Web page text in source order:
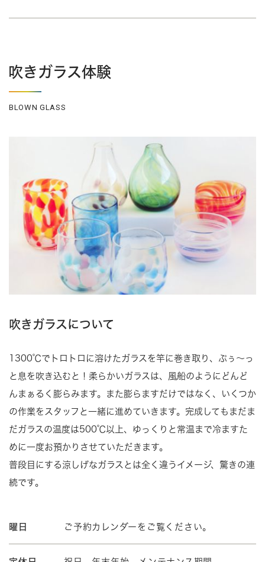
吹きガラス体験
BLOWN GLASS
吹きガラスについて
1300℃でトロトロに溶けたガラスを竿に巻き取り、ぷぅ～っ
と息を吹き込むと！柔らかいガラスは、風船のようにどんど
んまぁるく膨らみます。また膨らますだけではなく、いくつか
の作業をスタッフと一緒に進めていきます。完成してもまだま
だガラスの温度は500℃以上、ゆっくりと常温まで冷ますた
めに一度お預かりさせていただきます。
普段目にする涼しげなガラスとは全く違うイメージ、驚きの連
続です。
曜日 ご予約カレンダーをご覧ください。